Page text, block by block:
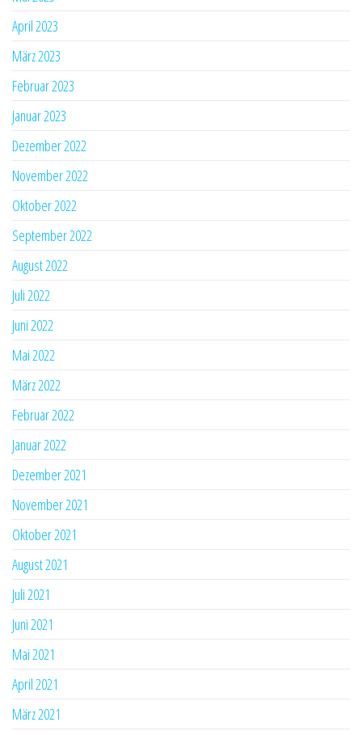
April 2023
März 2023
Februar 2023
Januar 2023
Dezember 2022
November 2022
Oktober 2022
September 2022
August 2022
Juli 2022
Juni 2022
Mai 2022
März 2022
Februar 2022
Januar 2022
Dezember 2021
November 2021
Oktober 2021
August 2021
Juli 2021
Juni 2021
Mai 2021
April 2021
März 2021